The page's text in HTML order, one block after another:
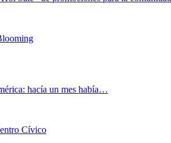
hacía un mes había…
Cívico